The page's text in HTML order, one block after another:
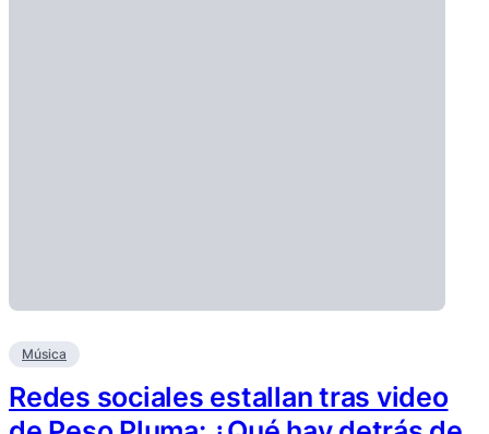
Música
Redes sociales estallan tras video